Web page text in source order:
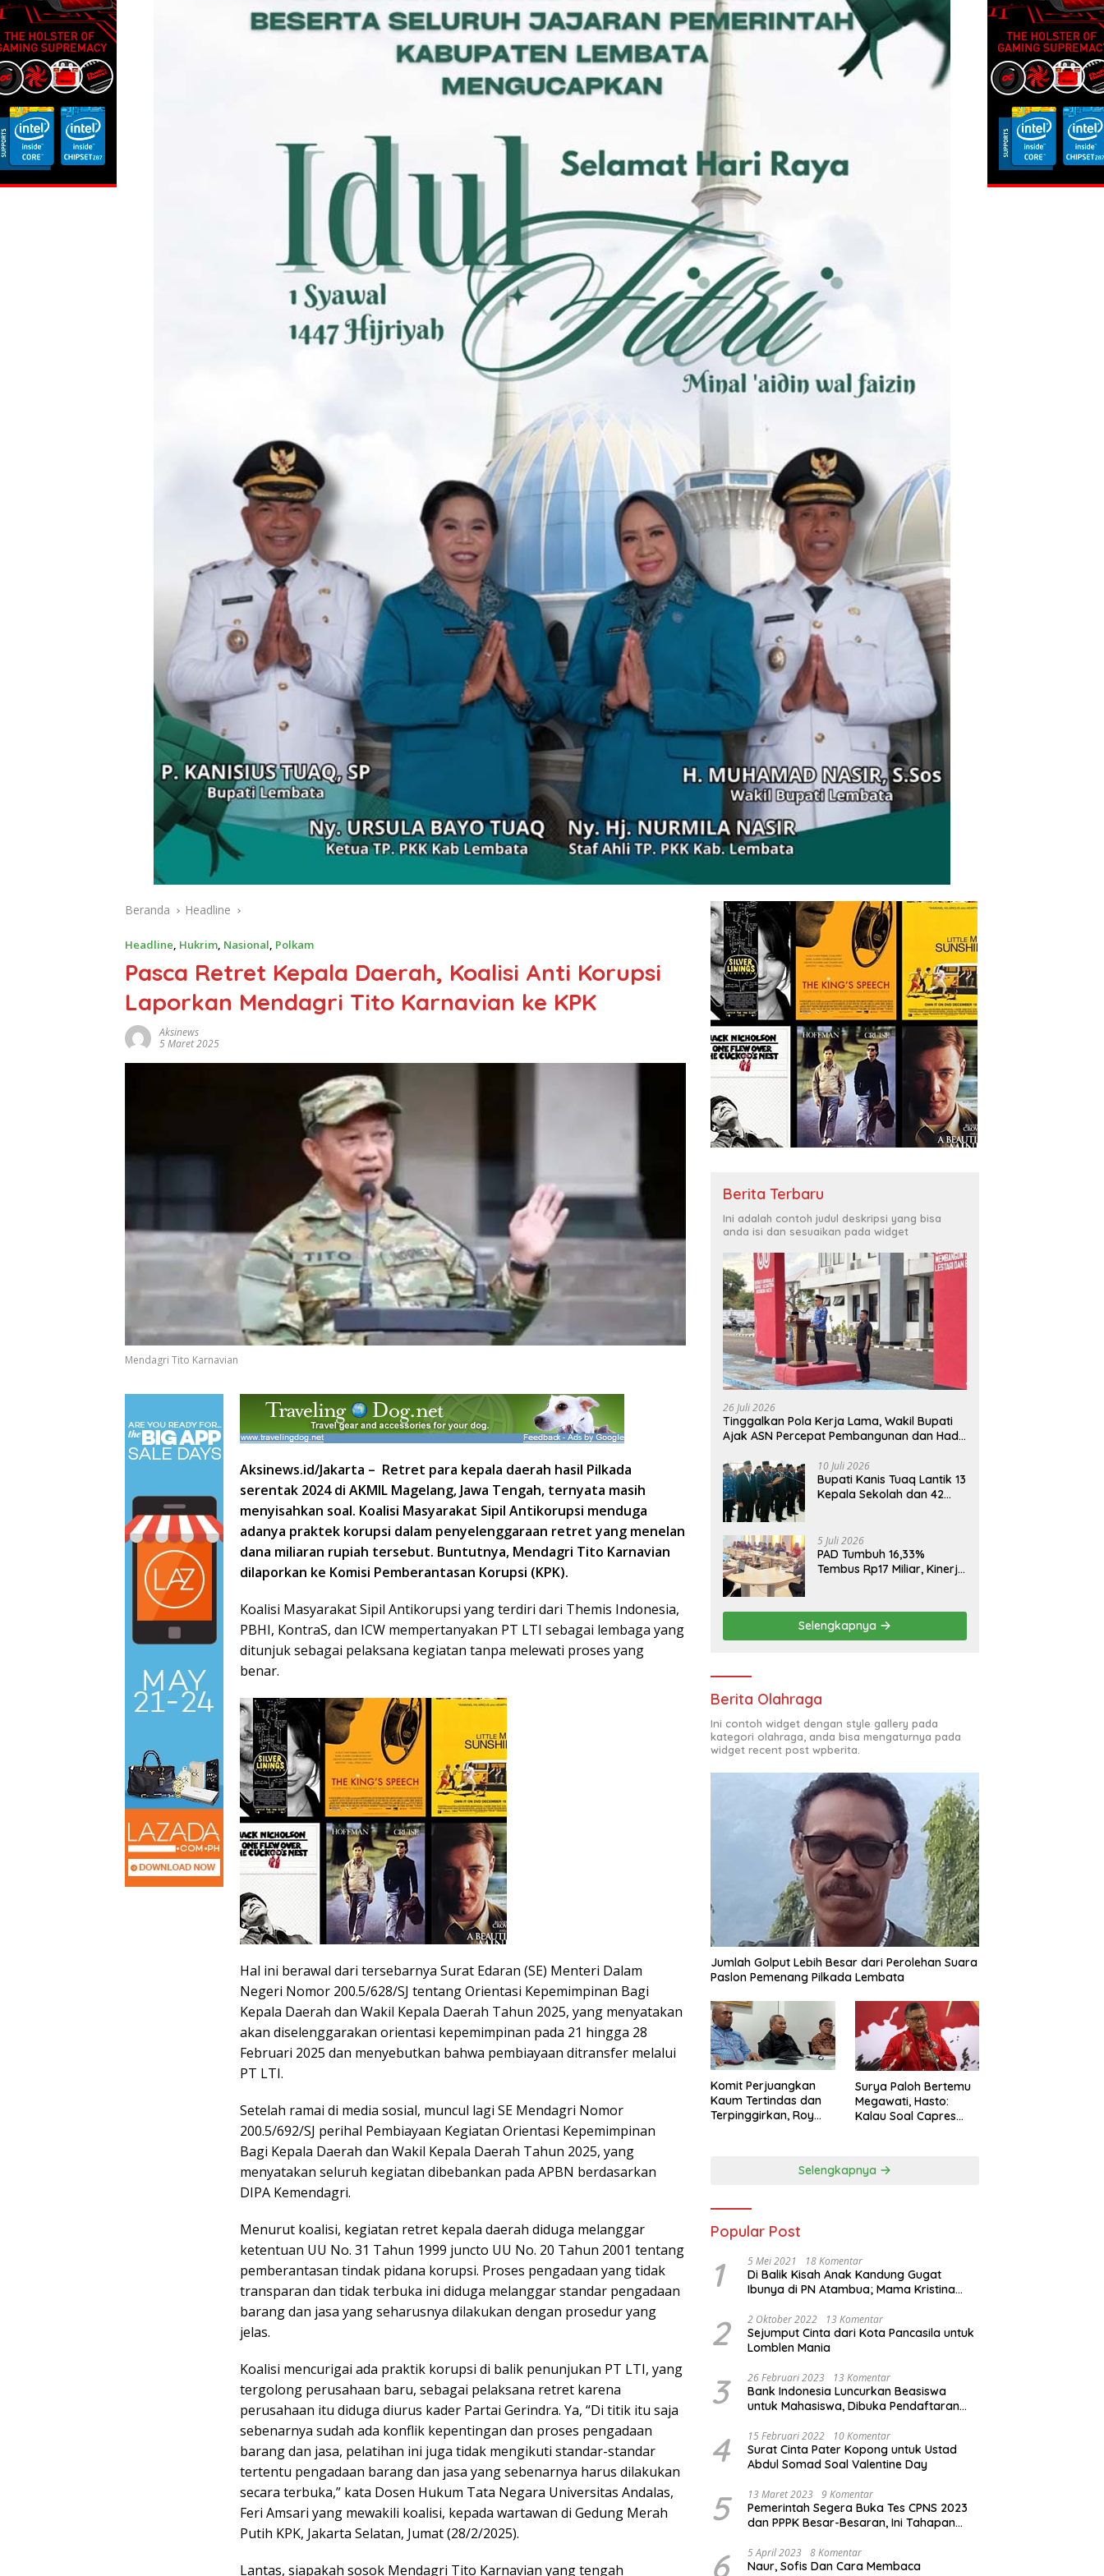
Beranda Headline
Headline, Hukrim, Nasional, Polkam
Pasca Retret Kepala Daerah, Koalisi Anti Korupsi
Laporkan Mendagri Tito Karnavian ke KPK
Aksinews
5 Maret 2025
Mendagri Tito Karnavian
Aksinews.id/Jakarta – Retret para kepala daerah hasil Pilkada
serentak 2024 di AKMIL Magelang, Jawa Tengah, ternyata masih
menyisahkan soal. Koalisi Masyarakat Sipil Antikorupsi menduga
adanya praktek korupsi dalam penyelenggaraan retret yang menelan
dana miliaran rupiah tersebut. Buntutnya, Mendagri Tito Karnavian
dilaporkan ke Komisi Pemberantasan Korupsi (KPK).
Koalisi Masyarakat Sipil Antikorupsi yang terdiri dari Themis Indonesia,
PBHI, KontraS, dan ICW mempertanyakan PT LTI sebagai lembaga yang
ditunjuk sebagai pelaksana kegiatan tanpa melewati proses yang
benar.
Hal ini berawal dari tersebarnya Surat Edaran (SE) Menteri Dalam
Negeri Nomor 200.5/628/SJ tentang Orientasi Kepemimpinan Bagi
Kepala Daerah dan Wakil Kepala Daerah Tahun 2025, yang menyatakan
akan diselenggarakan orientasi kepemimpinan pada 21 hingga 28
Februari 2025 dan menyebutkan bahwa pembiayaan ditransfer melalui
PT LTI.
Setelah ramai di media sosial, muncul lagi SE Mendagri Nomor
200.5/692/SJ perihal Pembiayaan Kegiatan Orientasi Kepemimpinan
Bagi Kepala Daerah dan Wakil Kepala Daerah Tahun 2025, yang
menyatakan seluruh kegiatan dibebankan pada APBN berdasarkan
DIPA Kemendagri.
Menurut koalisi, kegiatan retret kepala daerah diduga melanggar
ketentuan UU No. 31 Tahun 1999 juncto UU No. 20 Tahun 2001 tentang
pemberantasan tindak pidana korupsi. Proses pengadaan yang tidak
transparan dan tidak terbuka ini diduga melanggar standar pengadaan
barang dan jasa yang seharusnya dilakukan dengan prosedur yang
jelas.
Koalisi mencurigai ada praktik korupsi di balik penunjukan PT LTI, yang
tergolong perusahaan baru, sebagai pelaksana retret karena
perusahaan itu diduga diurus kader Partai Gerindra. Ya, “Di titik itu saja
sebenarnya sudah ada konflik kepentingan dan proses pengadaan
barang dan jasa, pelatihan ini juga tidak mengikuti standar-standar
tertentu pengadaan barang dan jasa yang sebenarnya harus dilakukan
secara terbuka,” kata Dosen Hukum Tata Negara Universitas Andalas,
Feri Amsari yang mewakili koalisi, kepada wartawan di Gedung Merah
Putih KPK, Jakarta Selatan, Jumat (28/2/2025).
Lantas, siapakah sosok Mendagri Tito Karnavian yang tengah
Berita Terbaru
Ini adalah contoh judul deskripsi yang bisa
anda isi dan sesuaikan pada widget
26 Juli 2026
Tinggalkan Pola Kerja Lama, Wakil Bupati
Ajak ASN Percepat Pembangunan dan Hadir
10 Juli 2026
Bupati Kanis Tuaq Lantik 13
Kepala Sekolah dan 42
5 Juli 2026
PAD Tumbuh 16,33%
Tembus Rp17 Miliar, Kinerja
Selengkapnya
Berita Olahraga
Ini contoh widget dengan style gallery pada
kategori olahraga, anda bisa mengaturnya pada
widget recent post wpberita.
Jumlah Golput Lebih Besar dari Perolehan Suara
Paslon Pemenang Pilkada Lembata
Komit Perjuangkan
Kaum Tertindas dan
Terpinggirkan, Roy
Surya Paloh Bertemu
Megawati, Hasto:
Kalau Soal Capres
Selengkapnya
Popular Post
1 5 Mei 2021 18 Komentar
Di Balik Kisah Anak Kandung Gugat
Ibunya di PN Atambua; Mama Kristina
2 2 Oktober 2022 13 Komentar
Sejumput Cinta dari Kota Pancasila untuk
Lomblen Mania
3 26 Februari 2023 13 Komentar
Bank Indonesia Luncurkan Beasiswa
untuk Mahasiswa, Dibuka Pendaftaran
4 15 Februari 2022 10 Komentar
Surat Cinta Pater Kopong untuk Ustad
Abdul Somad Soal Valentine Day
5 13 Maret 2023 9 Komentar
Pemerintah Segera Buka Tes CPNS 2023
dan PPPK Besar-Besaran, Ini Tahapan
6 5 April 2023 8 Komentar
Naur, Sofis Dan Cara Membaca